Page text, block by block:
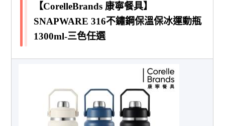
【CorelleBrands 康寧餐具】
SNAPWARE 316不鏽鋼保溫保冰運動瓶
1300ml-三色任選